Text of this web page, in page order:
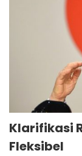
Klarifikasi
Fleksibel